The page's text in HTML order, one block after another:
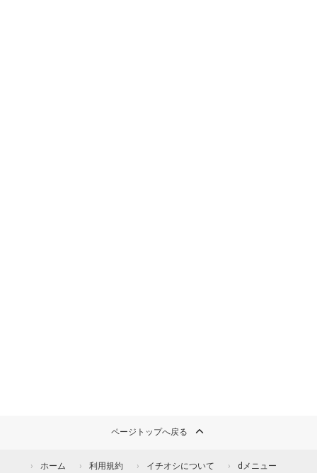
ページトップへ戻る
ホーム 利用規約 イチオシについて dメニュー